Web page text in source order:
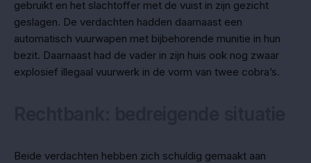
gebruikt en het slachtoffer met de vuist in zijn gezicht
geslagen. De verdachten hadden daarnaast een
automatisch vuurwapen met bijbehorende munitie in hun
bezit. Daarnaast had de vader in zijn huis ook nog zwaar
explosief illegaal vuurwerk in de vorm van twee cobra’s.
Beide verdachten hebben zich schuldig gemaakt aan